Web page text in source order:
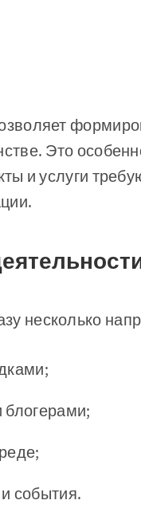
Это
и услуги
несколько
события.